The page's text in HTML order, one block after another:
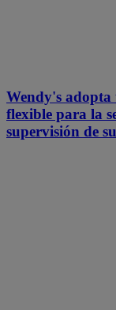
Wendy's adopta
flexible para la
supervisión de